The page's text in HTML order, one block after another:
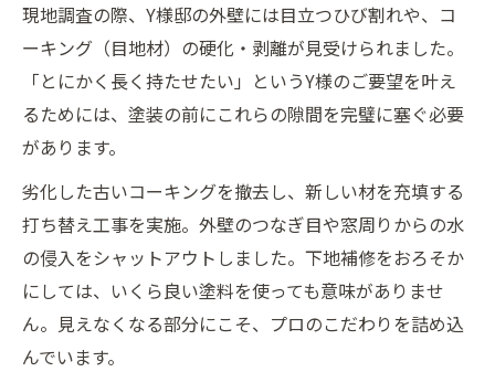
現地調査の際、Y様邸の外壁には目立つひび割れや、コ
ーキング（目地材）の硬化・剥離が見受けられました。
「とにかく長く持たせたい」というY様のご要望を叶え
るためには、塗装の前にこれらの隙間を完璧に塞ぐ必要
があります。
劣化した古いコーキングを撤去し、新しい材を充填する
打ち替え工事を実施。外壁のつなぎ目や窓周りからの水
の侵入をシャットアウトしました。下地補修をおろそか
にしては、いくら良い塗料を使っても意味がありませ
ん。見えなくなる部分にこそ、プロのこだわりを詰め込
んでいます。